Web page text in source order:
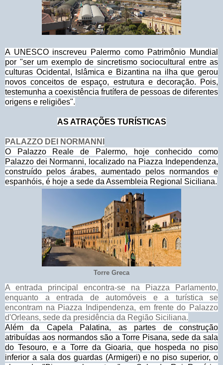
A UNESCO inscreveu Palermo como Patrimônio Mundial
por "ser um exemplo de sincretismo sociocultural entre as
culturas Ocidental, Islâmica e Bizantina na ilha que gerou
novos conceitos de espaço, estrutura e decoração. Pois,
testemunha a coexistência frutífera de pessoas de diferentes
origens e religiões".
AS ATRAÇÕES TURÍSTICAS
PALAZZO DEI NORMANNI
O Palazzo Reale de Palermo, hoje conhecido como
Palazzo dei Normanni, localizado na Piazza Independenza,
construído pelos árabes, aumentado pelos normandos e
espanhóis, é hoje a sede da Assembleia Regional Siciliana.
Torre Greca
A entrada principal encontra-se na Piazza Parlamento,
enquanto a entrada de automóveis e a turística se
encontram na Piazza Indipendenza, em frente do Palazzo
d'Orleans, sede da presidência da Região Siciliana.
Além da Capela Palatina, as partes de construção
atribuídas aos normandos são a Torre Pisana, sede da sala
do Tesouro, e a Torre da Gioaria, que hospeda no piso
inferior a sala dos guardas (Armigeri) e no piso superior, o